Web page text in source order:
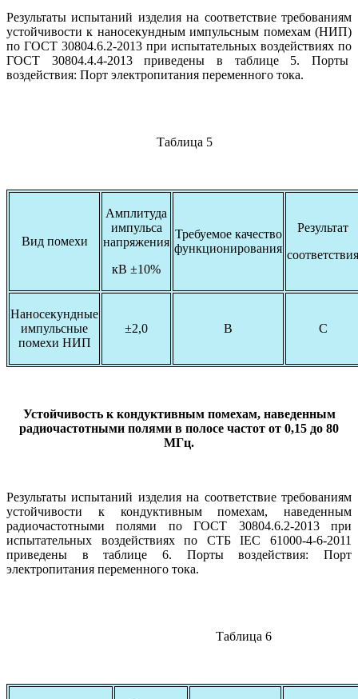
Результаты испытаний изделия на соответствие требованиям
устойчивости к наносекундным импульсным помехам (НИП)
по ГОСТ 30804.6.2-2013 при испытательных воздействиях по
ГОСТ 30804.4.4-2013 приведены в таблице 5. Порты
воздействия: Порт электропитания переменного тока.
Таблица 5
Вид помехи
Амплитуда
импульса
напряжения
кВ ±10%
Требуемое качество
функционирования
Результат
соответствия
Наносекундные
импульсные
помехи НИП
±2,0 В С
Устойчивость к кондуктивным помехам, наведенным
радиочастотными полями в полосе частот от 0,15 до 80
МГц.
Результаты испытаний изделия на соответствие требованиям
устойчивости к кондуктивным помехам, наведенным
радиочастотными полями по ГОСТ 30804.6.2-2013 при
испытательных воздействиях по СТБ IEC 61000-4-6-2011
приведены в таблице 6. Порты воздействия: Порт
электропитания переменного тока.
Таблица 6